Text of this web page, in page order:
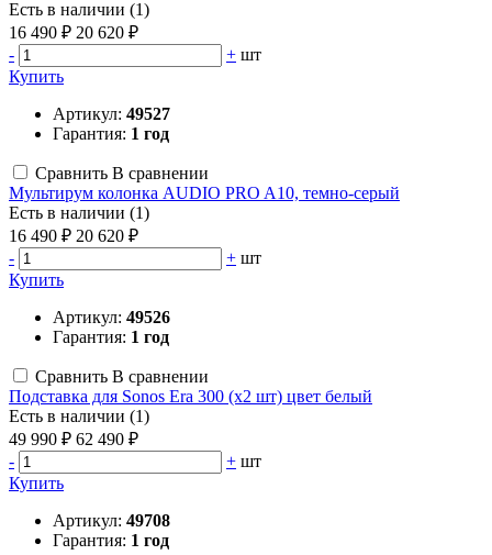
Есть в наличии (1)
16 490 ₽ 20 620 ₽
-
+ шт
Купить
Артикул: 49527
Гарантия: 1 год
Сравнить В сравнении
Мультирум колонка AUDIO PRO A10, темно-серый
Есть в наличии (1)
16 490 ₽ 20 620 ₽
-
+ шт
Купить
Артикул: 49526
Гарантия: 1 год
Сравнить В сравнении
Подставка для Sonos Era 300 (х2 шт) цвет белый
Есть в наличии (1)
49 990 ₽ 62 490 ₽
-
+ шт
Купить
Артикул: 49708
Гарантия: 1 год